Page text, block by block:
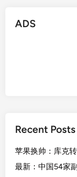
ADS
Recent Posts
苹果换帅：库克
最新：中国54家